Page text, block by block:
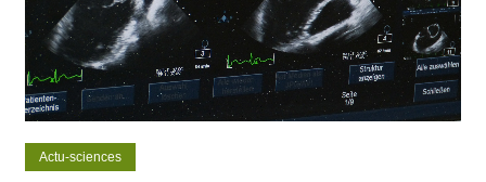
Actu-sciences